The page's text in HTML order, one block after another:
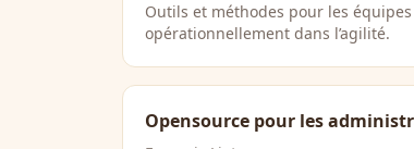
Outils et méthodes pour les
opérationnellement dans l’agilité.
Opensource pour les